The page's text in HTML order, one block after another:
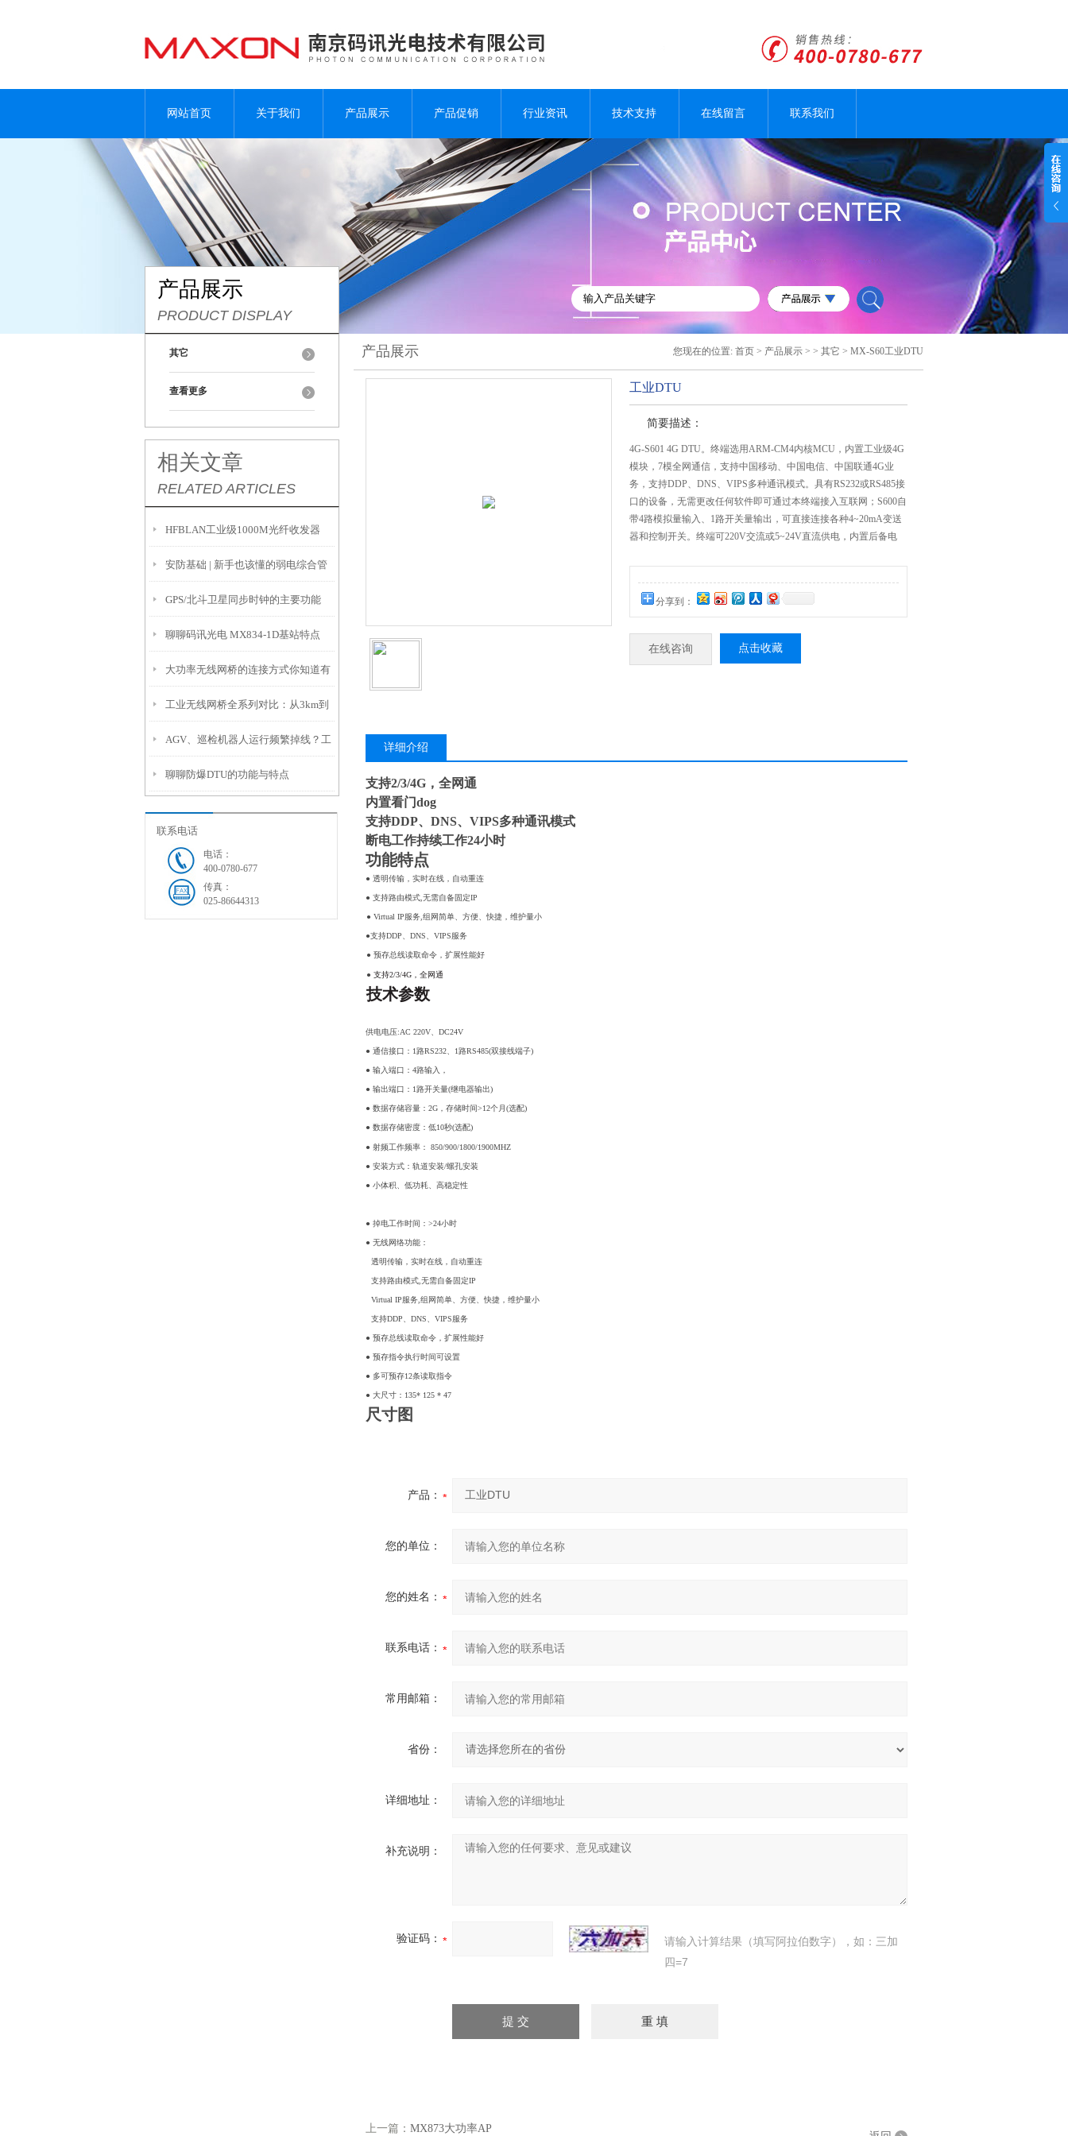
网站首页 关于我们 产品展示 产品促销 行业资讯 技术支持 在线留言 联系我们
产品展示
PRODUCT DISPLAY
其它
查看更多
相关文章
RELATED ARTICLES
HFBLAN工业级1000M光纤收发器
安防基础 | 新手也该懂的弱电综合管
路设计！
GPS/北斗卫星同步时钟的主要功能
聊聊码讯光电 MX834-1D基站特点
大功率无线网桥的连接方式你知道有
哪些么
工业无线网桥全系列对比：从3km到
50km如何选型？
AGV、巡检机器人运行频繁掉线？工
业级无线AP，实现移动作业传输不中
断
聊聊防爆DTU的功能与特点
联系电话
电话：
400-0780-677
传真：
025-86644313
产品展示 您现在的位置: 首页 > 产品展示 > > 其它 > MX-S60工业DTU
工业DTU
简要描述：
4G-S601 4G DTU。终端选用ARM-CM4内核MCU，内置工业级4G
模块，7模全网通信，支持中国移动、中国电信、中国联通4G业
务，支持DDP、DNS、VIPS多种通讯模式。具有RS232或RS485接
口的设备，无需更改任何软件即可通过本终端接入互联网；S600自
带4路模拟量输入、1路开关量输出，可直接连接各种4~20mA变送
器和控制开关。终端可220V交流或5~24V直流供电，内置后备电
分享到：
在线咨询 点击收藏
详细介绍
支持2/3/4G，全网通
内置看门dog
支持DDP、DNS、VIPS多种通讯模式
断电工作持续工作24小时
功能特点
● 透明传输，实时在线，自动重连
● 支持路由模式,无需自备固定IP
● Virtual IP服务,组网简单、方便、快捷，维护量小
●支持DDP、DNS、VIPS服务
● 预存总线读取命令，扩展性能好
● 支持2/3/4G，全网通
技术参数
供电电压:AC 220V、DC24V
● 通信接口：1路RS232、1路RS485(双接线端子)
● 输入端口：4路输入，
● 输出端口：1路开关量(继电器输出)
● 数据存储容量：2G，存储时间>12个月(选配)
● 数据存储密度：低10秒(选配)
● 射频工作频率： 850/900/1800/1900MHZ
● 安装方式：轨道安装/螺孔安装
● 小体积、低功耗、高稳定性
● 掉电工作时间：>24小时
● 无线网络功能：
透明传输，实时在线，自动重连
支持路由模式,无需自备固定IP
Virtual IP服务,组网简单、方便、快捷，维护量小
支持DDP、DNS、VIPS服务
● 预存总线读取命令，扩展性能好
● 预存指令执行时间可设置
● 多可预存12条读取指令
● 大尺寸：135* 125 * 47
尺寸图
产品：
您的单位：
您的姓名：
联系电话：
常用邮箱：
省份：
详细地址：
补充说明：
验证码：
请输入计算结果（填写阿拉伯数字），如：三加
四=7
上一篇： MX873大功率AP